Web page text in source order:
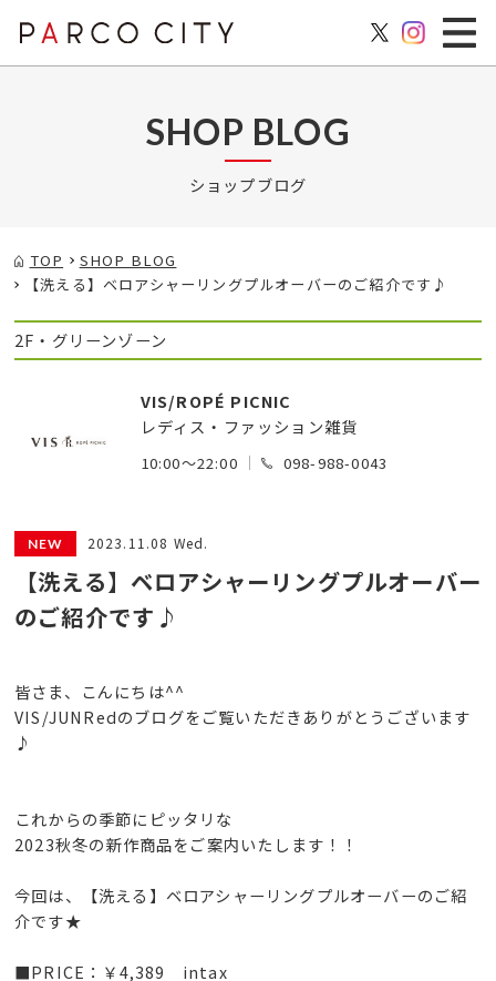
SHOP BLOG
ショップブログ
TOP
SHOP BLOG
【洗える】ベロアシャーリングプルオーバーのご紹介です♪
2F・グリーンゾーン
VIS/ROPÉ PICNIC
レディス・ファッション雑貨
10:00～22:00 098-988-0043
2023.11.08 Wed.
【洗える】ベロアシャーリングプルオーバー
のご紹介です♪
皆さま、こんにちは^^
VIS/JUNRedのブログをご覧いただきありがとうございます
♪
これからの季節にピッタリな
2023秋冬の新作商品をご案内いたします！！
今回は、【洗える】ベロアシャーリングプルオーバーのご紹
介です★
■PRICE：￥4,389 intax